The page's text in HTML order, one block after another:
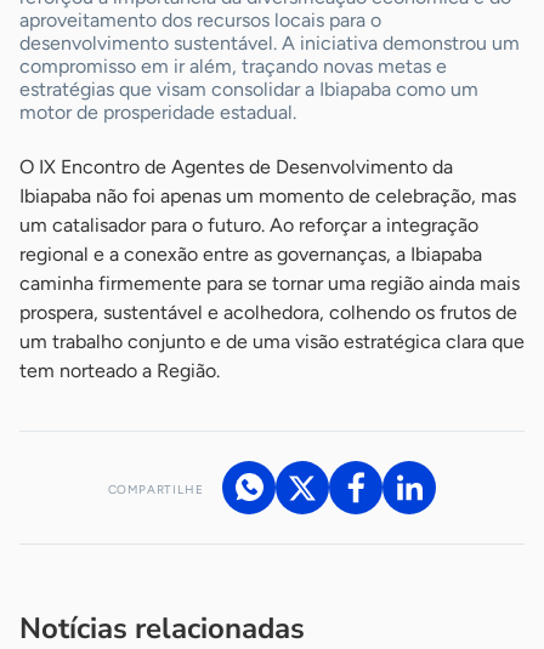
aproveitamento dos recursos locais para o
desenvolvimento sustentável. A iniciativa demonstrou um
compromisso em ir além, traçando novas metas e
estratégias que visam consolidar a Ibiapaba como um
motor de prosperidade estadual.
O IX Encontro de Agentes de Desenvolvimento da
Ibiapaba não foi apenas um momento de celebração, mas
um catalisador para o futuro. Ao reforçar a integração
regional e a conexão entre as governanças, a Ibiapaba
caminha firmemente para se tornar uma região ainda mais
prospera, sustentável e acolhedora, colhendo os frutos de
um trabalho conjunto e de uma visão estratégica clara que
tem norteado a Região.
COMPARTILHE
Notícias relacionadas